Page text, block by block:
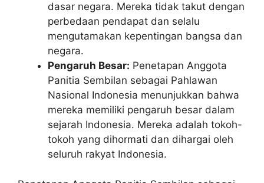
dasar negara. Mereka tidak takut dengan
perbedaan pendapat dan selalu
mengutamakan kepentingan bangsa dan
negara.
Pengaruh Besar: Penetapan Anggota
Panitia Sembilan sebagai Pahlawan
Nasional Indonesia menunjukkan bahwa
mereka memiliki pengaruh besar dalam
sejarah Indonesia. Mereka adalah tokoh-
tokoh yang dihormati dan dihargai oleh
seluruh rakyat Indonesia.